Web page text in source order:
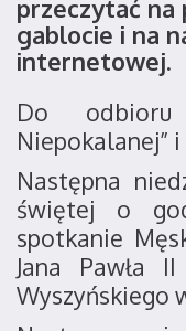
przeczytać na
gablocie i na
internetowej.
Do
Niepokalanej” i
Następna
świętej o
spotkanie
Jana Pawła
Wyszyńskiego